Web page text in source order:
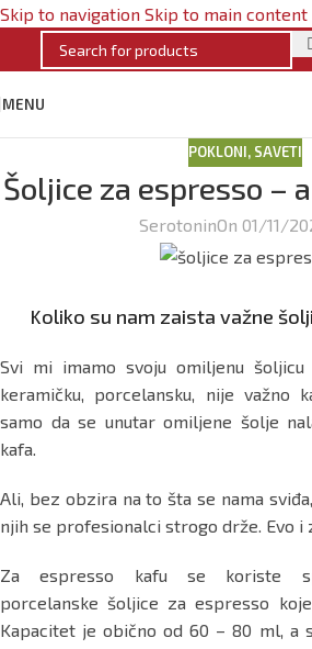
Skip to navigation Skip to main content
MENU
POKLONI, SAVETI
Šoljice za espresso –
SerotoninOn 01/11/
Koliko su nam zaista važne
Svi mi imamo svoju omiljenu šoljicu
keramičku, porcelansku, nije važno
samo da se unutar omiljene šolje
kafa.
Ali, bez obzira na to šta se nama
njih se profesionalci strogo drže. Evo i
Za espresso kafu se koriste
porcelanske šoljice za espresso koje
Kapacitet je obično od 60 – 80 ml, a